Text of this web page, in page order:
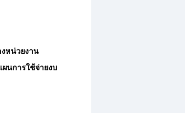
หน่วยงาน
นการใช้จ่ายงบ